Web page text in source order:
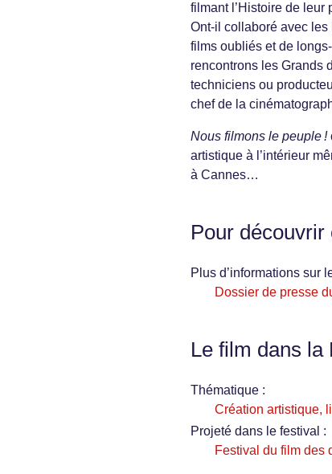
filmant l’Histoire de leur
Ont-il collaboré avec les
films oubliés et de
rencontrons les Grands
techniciens ou
chef de la
Nous filmons le peuple !
artistique à l’intérieur
à Cannes…
Pour découvrir
Plus d’informations sur
Dossier de presse
Le film dans la
Thématique :
Création artistique,
Projeté dans le festival :
Festival du film des